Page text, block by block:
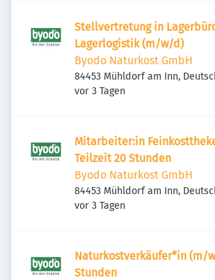
Stellvertretung in
Lagerlogistik (m/w/d)
Byodo Naturkost GmbH
84453 Mühldorf am Inn,
Veröffentlicht
vor 3 Tagen
Mitarbeiter:in
Teilzeit 20 Stunden
Byodo Naturkost GmbH
84453 Mühldorf am Inn,
Veröffentlicht
vor 3 Tagen
Naturkostverkäufer*in (m/
Stunden